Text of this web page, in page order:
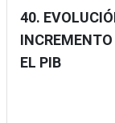
40.
INCREMENTO
EL PIB